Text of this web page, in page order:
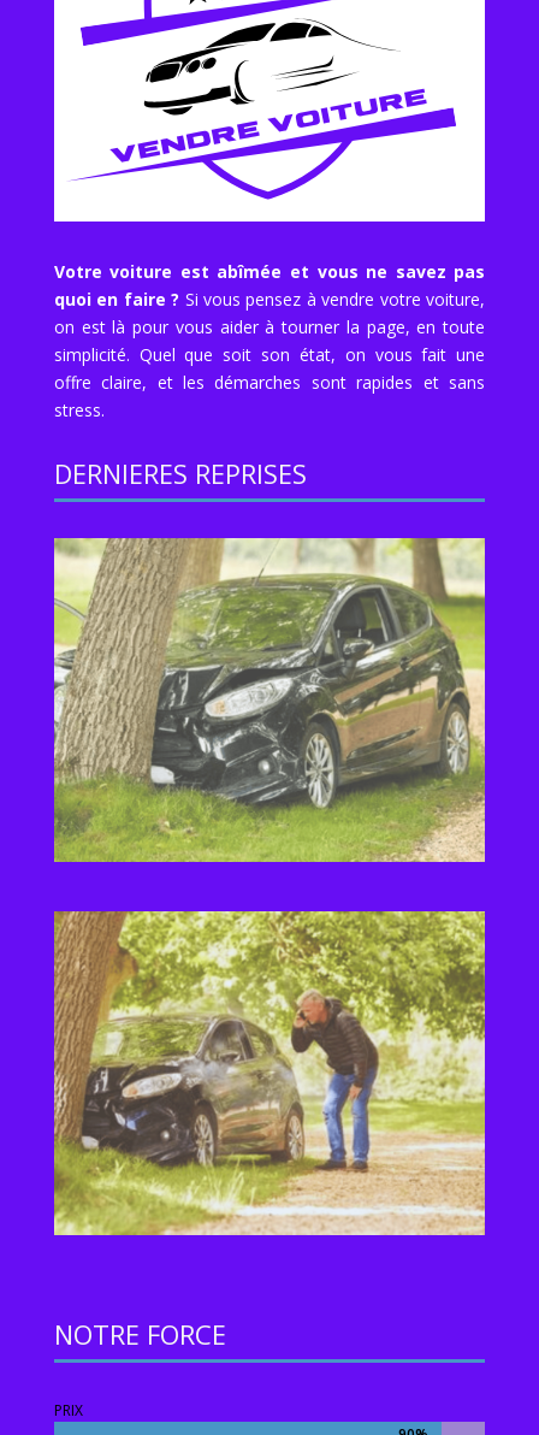
Votre voiture est abîmée et vous ne savez pas
quoi en faire ? Si vous pensez à vendre votre voiture,
on est là pour vous aider à tourner la page, en toute
simplicité. Quel que soit son état, on vous fait une
offre claire, et les démarches sont rapides et sans
stress.
DERNIERES REPRISES
NOTRE FORCE
PRIX